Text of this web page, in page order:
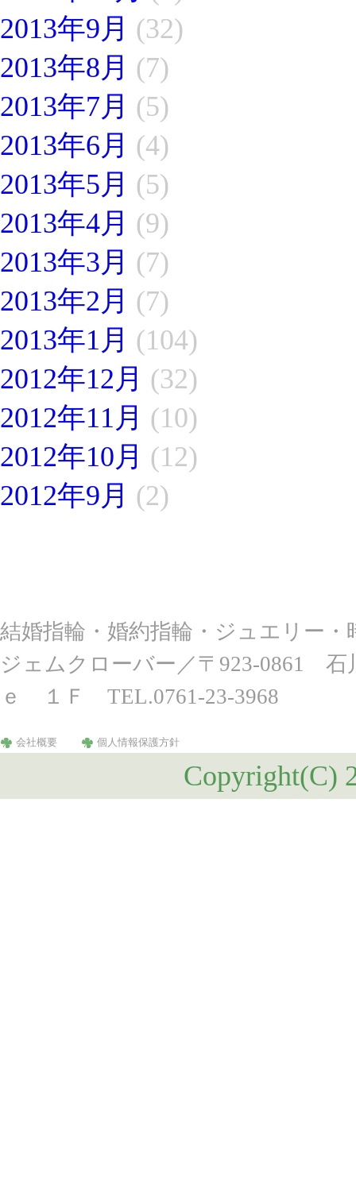
2013年9月 (32)
2013年8月 (7)
2013年7月 (5)
2013年6月 (4)
2013年5月 (5)
2013年4月 (9)
2013年3月 (7)
2013年2月 (7)
2013年1月 (104)
2012年12月 (32)
2012年11月 (10)
2012年10月 (12)
2012年9月 (2)
結婚指輪・婚約指輪・ジュエリー・
ジェムクローバー ／〒923-0861
ｅ １Ｆ TEL.0761-23-3968
会社概要 個人情報保護方針
Copyright(C)